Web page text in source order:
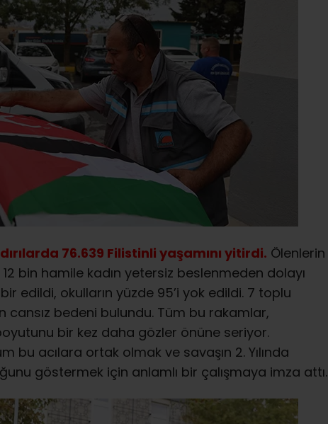
76.639 Filistinli yaşamını yitirdi. Ölenlerin
bin hamile kadın yetersiz beslenmeden dolayı
edildi, okulların yüzde 95’i yok edildi. 7 toplu
cansız bedeni bulundu. Tüm bu rakamlar,
bir kez daha gözler önüne seriyor.
bu acılara ortak olmak ve savaşın 2. Yılında
göstermek için anlamlı bir çalışmaya imza attı.